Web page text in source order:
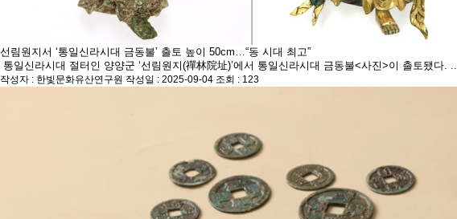
선림원지서 ‘통일신라시대 금동불’ 출토 높이 50cm…“동 시대 최고”
통일신라시대 절터인 양양군 ‘선림원지(禪林院址)’에서 통일신라시대 금동불<사진>이 출토됐다. ..
작성자 : 한빛문화유산연구원 작성일 : 2025-09-04 조회 : 123